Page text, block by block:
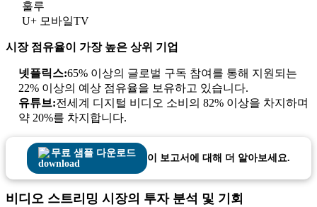
훌루
U+ 모바일TV
시장 점유율이 가장 높은 상위 기업
넷플릭스:65% 이상의 글로벌 구독 참여를 통해 지원되는
22% 이상의 예상 점유율을 보유하고 있습니다.
유튜브:전세계 디지털 비디오 소비의 82% 이상을 차지하며
약 20%를 차지합니다.
무료 샘플 다운로드 이 보고서에 대해 더 알아보세요.
비디오 스트리밍 시장의 투자 분석 및 기회